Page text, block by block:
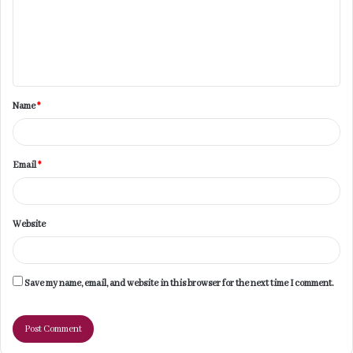
t
*Name*
Email*
Website
Save my name, email, and website in this browser for the next time I comment.